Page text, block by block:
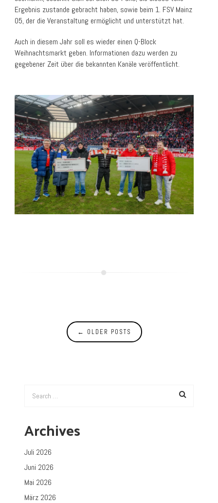
Ergebnis zustande gebracht haben, sowie beim 1. FSV Mainz
05, der die Veranstaltung ermöglicht und unterstützt hat.
Auch in diesem Jahr soll es wieder einen Q-Block
Weihnachtsmarkt geben. Informationen dazu werden zu
gegebener Zeit über die bekannten Kanäle veröffentlicht.
← OLDER POSTS
Archives
Juli 2026
Juni 2026
Mai 2026
März 2026